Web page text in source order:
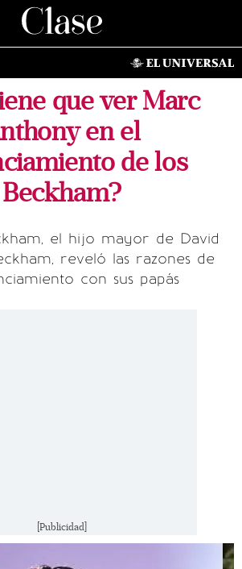
que ver Marc
en el
de los
Beckham?
el hijo mayor de David
reveló las razones de
con sus papás
[Publicidad]